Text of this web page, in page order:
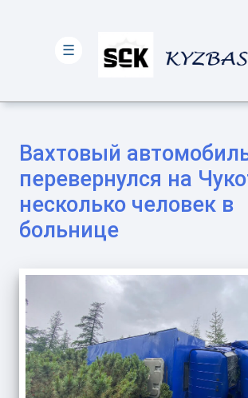
Вахтовый
перевернулся на
несколько человек в
больнице
☰